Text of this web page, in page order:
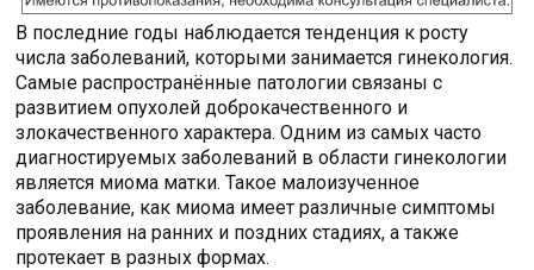
В последние годы наблюдается тенденция к росту
числа заболеваний, которыми занимается гинекология.
Самые распространённые патологии связаны с
развитием опухолей доброкачественного и
злокачественного характера. Одним из самых часто
диагностируемых заболеваний в области гинекологии
является миома матки. Такое малоизученное
заболевание, как миома имеет различные симптомы
проявления на ранних и поздних стадиях, а также
протекает в разных формах.